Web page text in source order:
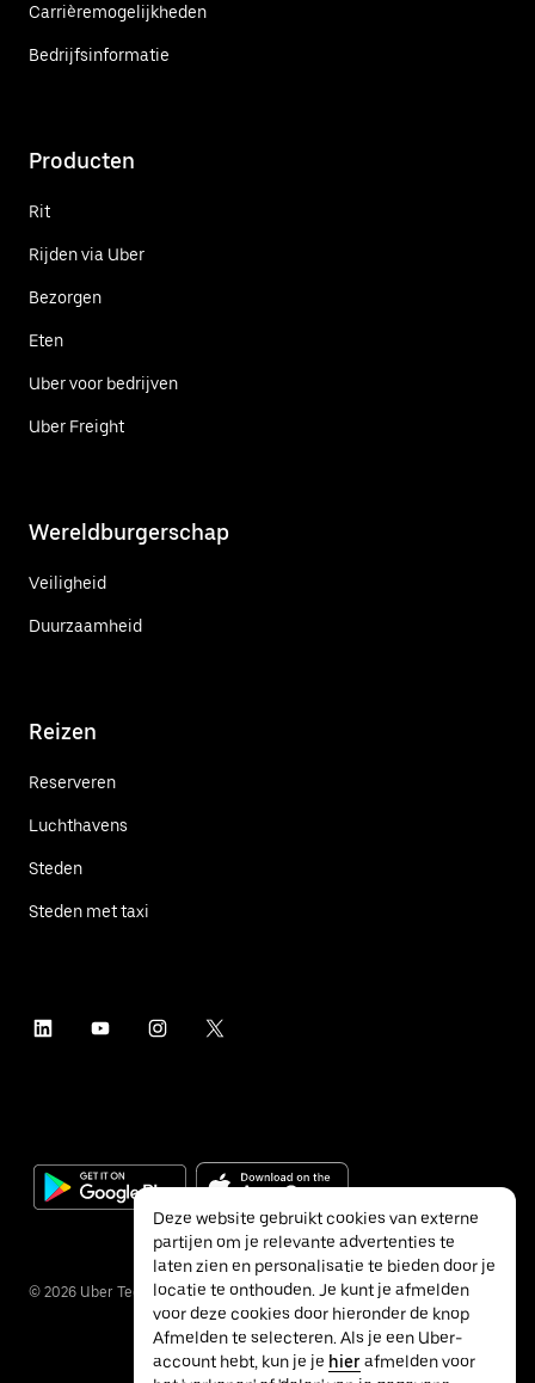
Carrièremogelijkheden
Bedrijfsinformatie
Producten
Rit
Rijden via Uber
Bezorgen
Eten
Uber voor bedrijven
Uber Freight
Wereldburgerschap
Veiligheid
Duurzaamheid
Reizen
Reserveren
Luchthavens
Steden
Steden met taxi
© 2026 Uber Technologies Inc.
Deze website gebruikt cookies van externe
partijen om je relevante advertenties te
laten zien en personalisatie te bieden door je
locatie te onthouden. Je kunt je afmelden
voor deze cookies door hieronder de knop
Afmelden te selecteren. Als je een Uber-
account hebt, kun je je hierafmelden voor